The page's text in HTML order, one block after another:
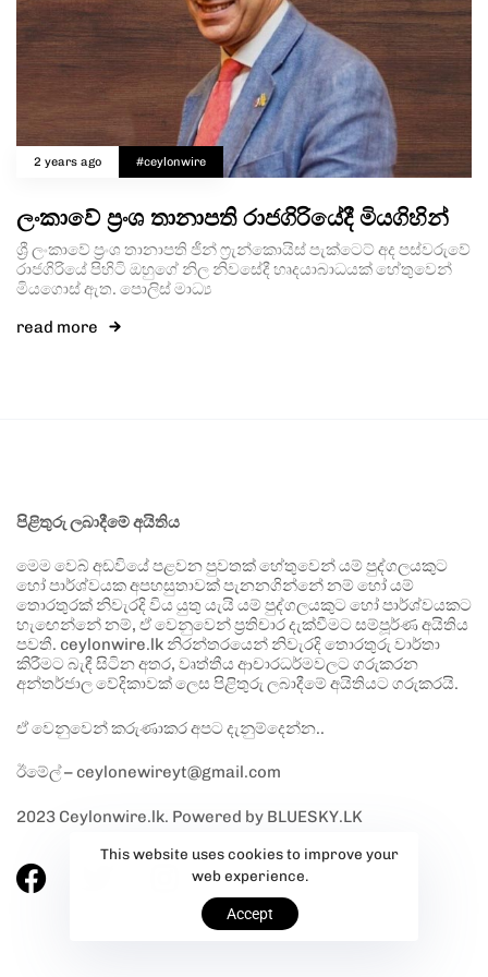
2 years ago #ceylonwire
ලංකාවේ ප්‍රංශ තානාපති රාජගිරියේදී මියගිහින්
ශ්‍රී ලංකාවේ ප්‍රංශ තානාපති ජීන් ෆ්‍රැන්කොයිස් පැක්ටෙට් අද පස්වරුවේ
රාජගිරියේ පිහිටි ඔහුගේ නිල නිවසේදී හෘදයාබාධයක් හේතුවෙන්
මියගොස් ඇත. පොලිස් මාධ්‍ය
read more
පිළිතුරු ලබාදීමේ අයිතිය
මෙම වෙබ් අඩවියේ පළවන පුවතක් හේතුවෙන් යම් පුද්ගලයකුට
හෝ පාර්ශ්වයක අපහසුතාවක් පැනනගින්නේ නම් හෝ යම්
තොරතුරක් නිවැරදි විය යුතු යැයි යම් පුද්ගලයකුට හෝ පාර්ශ්වයකට
හැඟෙන්නේ නම්, ඒ වෙනුවෙන් ප්‍රතිචාර දැක්වීමට සම්පූර්ණ අයිතිය
පවතී. ceylonwire.lk නිරන්තරයෙන් නිවැරදි තොරතුරු වාර්තා
කිරීමට බැඳී සිටින අතර, වෘත්තීය ආචාරධර්මවලට ගරුකරන
අන්තර්ජාල වේදිකාවක් ලෙස පිළිතුරු ලබාදීමේ අයිතියට ගරුකරයි.
ඒ වෙනුවෙන් කරුණාකර අපට දැනුම්දෙන්න..
ඊමේල් – ceylonewireyt@gmail.com
2023 Ceylonwire.lk. Powered by BLUESKY.LK
This website uses cookies to improve your
web experience.
Accept